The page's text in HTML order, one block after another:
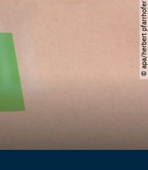
© apa/herbert pfarrhofer